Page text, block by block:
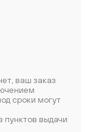
ваш заказ
сроки могут
пунктов выдачи